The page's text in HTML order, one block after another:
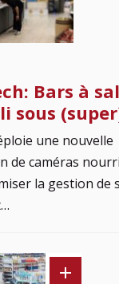
Bars à
sous
une nouvelle
de caméras
la gestion de